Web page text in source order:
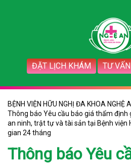
ĐẶT LỊCH KHÁM TƯ
BỆNH VIỆN HỮU NGHỊ ĐA KHOA NGHỆ
Thông báo Yêu cầu báo giá thẩm định
an ninh, trật tự và tài sản tại Bệnh viện
gian 24 tháng
Thông báo Yêu